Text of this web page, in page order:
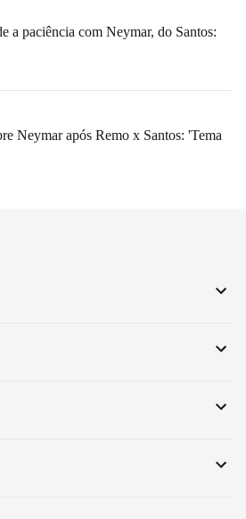
a paciência com Neymar, do Santos:
Neymar após Remo x Santos: 'Tema